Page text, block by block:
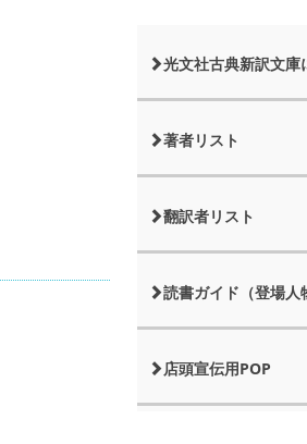
光文社古典新訳文庫
著者リスト
翻訳者リスト
読書ガイド（登場人
店頭宣伝用POP